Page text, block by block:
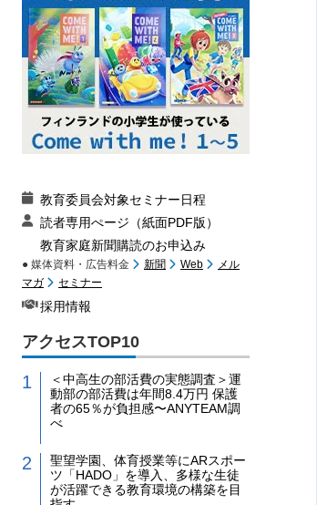
教育委員会対象セミナー日程
読者専用ぺージ（紙面PDF版）
教育家庭新聞購読のお申込み
● 媒体資料・広告料金 新聞 Web
メル
マガ
セミナー
採用情報
アクセスTOP10
＜中高生の部活費の実態調査＞運
動部の部活費は年間8.4万円 保護
者の65％が負担感〜ANYTEAM調
べ
聖望学園、体育授業等にARスポー
ツ「HADO」を導入、多様な生徒
が活躍できる教育環境の構築を目